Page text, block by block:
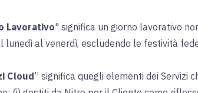
Lavorativo" significa un giorno lavorativo
lunedì al venerdì, escludendo le festività
Cloud” significa quegli elementi dei Servizi